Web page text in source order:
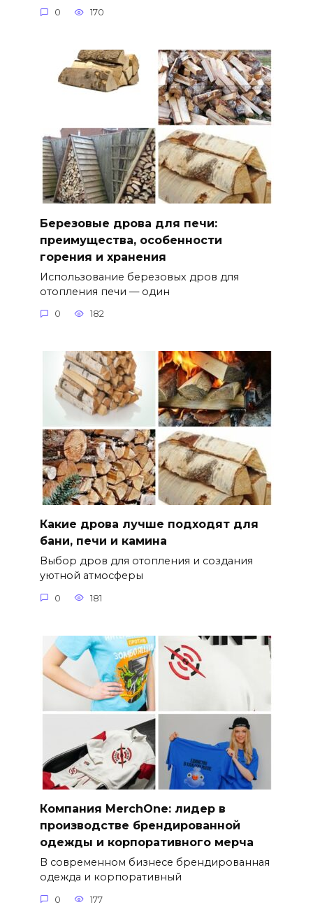
0 170
Березовые дрова для печи:
преимущества, особенности
горения и хранения
Использование березовых дров для
отопления печи — один
0 182
Какие дрова лучше подходят для
бани, печи и камина
Выбор дров для отопления и создания
уютной атмосферы
0 181
Компания MerchOne: лидер в
производстве брендированной
одежды и корпоративного мерча
В современном бизнесе брендированная
одежда и корпоративный
0 177